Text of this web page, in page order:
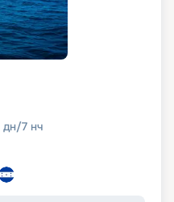
дн/7 нч